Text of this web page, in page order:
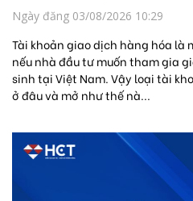
Ngày đăng 03/08/2026 10:29
Tài khoản giao dịch hàng hóa là
nếu nhà đầu tư muốn tham gia
sinh tại Việt Nam. Vậy loại tài
ở đâu và mở như thế nà...